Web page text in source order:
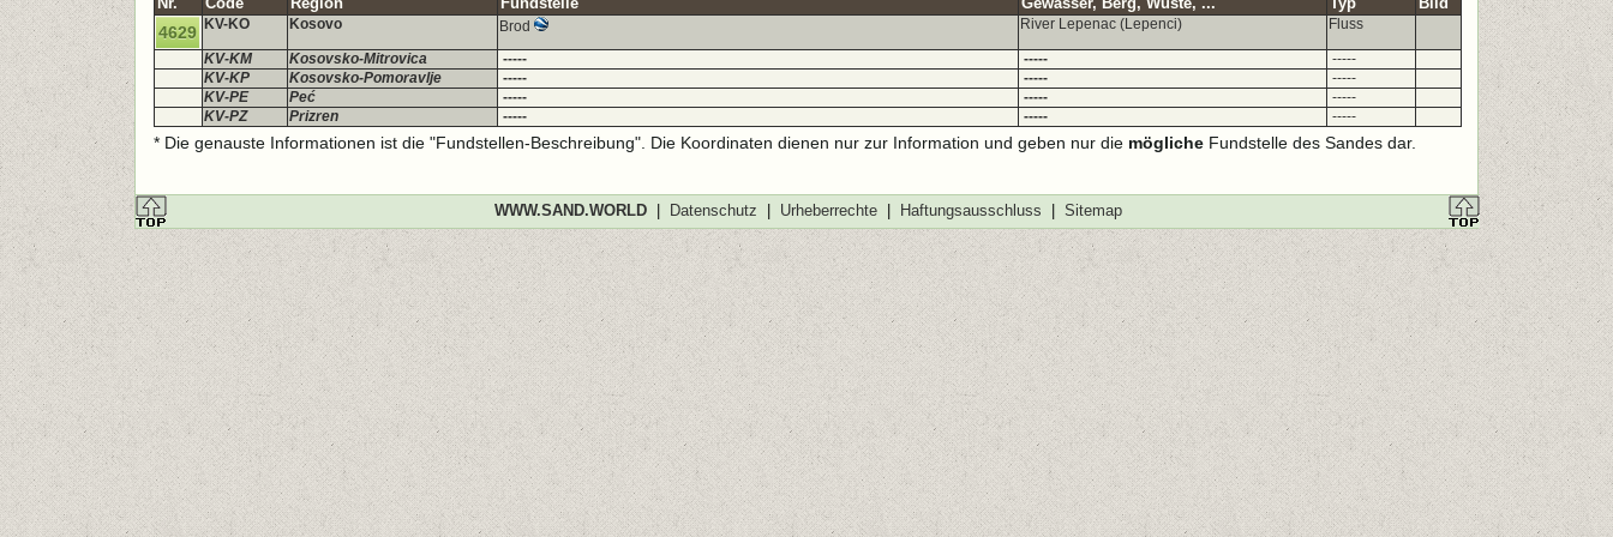
4629 KV-KO Kosovo Brod River Lepenac (Lepenci) Fluss
KV-KM Kosovsko-Mitrovica ----- -----
-----
KV-KP
Kosovsko-Pomoravlje ----- -----
-----
KV-PE
Peć ----- -----
-----
KV-PZ
Prizren ----- ----- -----
* Die genauste Informationen ist die "Fundstellen-Beschreibung". Die Koordinaten dienen nur zur Information und geben nur die mögliche Fundstelle des Sandes dar.
WWW.SAND.WORLD| Datenschutz Urheberrechte| Haftungsausschluss Sitemap